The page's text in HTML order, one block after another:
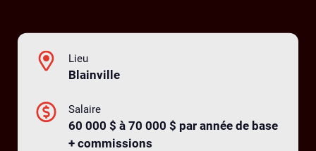
Lieu
Blainville
Salaire
60 000 $ à 70 000 $ par année de base
+ commissions